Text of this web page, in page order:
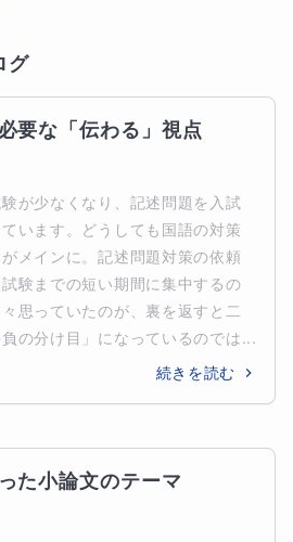
グ
要な「伝わる」視点
が少なくなり、記述問題を入試
います。どうしても国語の対策
メインに。記述問題対策の依頼
験までの短い期間に集中するの
思っていたのが、裏を返すと二
の分け目」になっているのでは...
続きを読む
た小論文のテーマ